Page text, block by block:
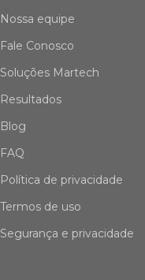
Nossa equipe
Fale Conosco
Soluções Martech
Resultados
Blog
FAQ
Política de privacidade
Termos de uso
Segurança e privacidade